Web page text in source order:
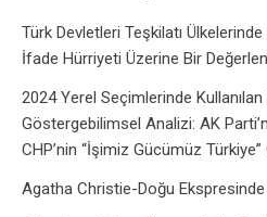
Türk Devletleri Teşkilatı
İfade Hürriyeti Üzerine Bir
2024 Yerel Seçimlerinde
Göstergebilimsel Analizi: AK
CHP’nin “İşimiz Gücümüz Türkiye”
Agatha Christie-Doğu